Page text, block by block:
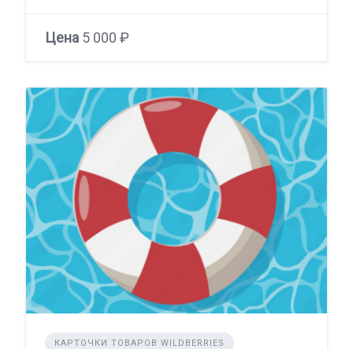
Цена 5 000 ₽
КАРТОЧКИ ТОВАРОВ WILDBERRIES